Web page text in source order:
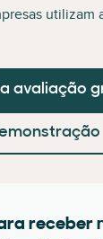
utilizam
avaliação
receber